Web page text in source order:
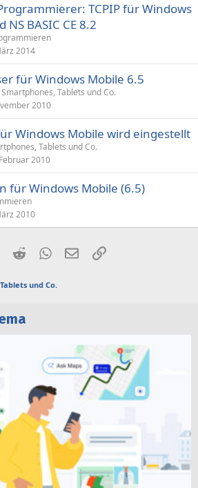
TCPIP für Windows
BASIC CE 8.2
2014
für Windows Mobile 6.5
Tablets und Co.
2010
Windows Mobile wird eingestellt
Tablets und Co.
2010
für Windows Mobile (6.5)
2010
RedditWhatsApp
E-MailLink
und Co.